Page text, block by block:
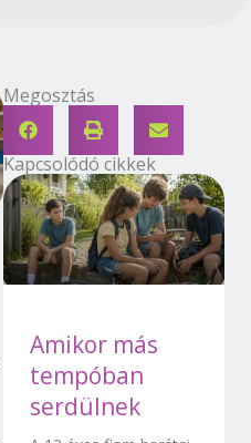
Megosztás
Kapcsolódó cikkek
Amikor más
tempóban
serdülnek